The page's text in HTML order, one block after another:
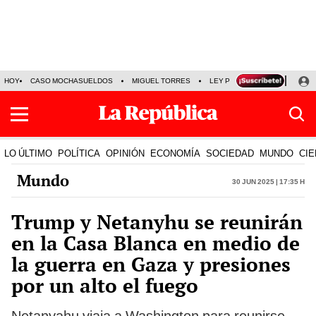
HOY CASO MOCHASUELDOS MIGUEL TORRES LEY PULPÍN PRECIO DEL
LO ÚLTIMO POLÍTICA OPINIÓN ECONOMÍA SOCIEDAD MUNDO
Mundo 30 Jun 2025 | 17:35 h
Trump y Netanyhu se reunirán
en la Casa Blanca en medio de
la guerra en Gaza y presiones
por un alto el fuego